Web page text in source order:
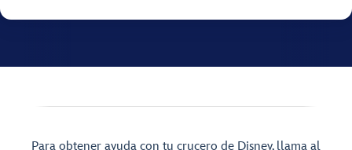
Para obtener ayuda con tu crucero de Disney, llama al